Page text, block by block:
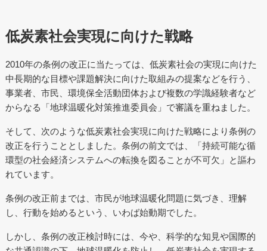
低炭素社会実現に向けた戦略
2010年の条例の改正に当たっては、低炭素社会の実現に向けた
中長期的な目標や課題解決に向けた取組みの提案などを行う、
事業者、市民、環境保全活動団体および複数の学識経験者など
からなる「地球温暖化対策推進委員会」で審議を重ねました。
そして、次のような低炭素社会実現に向けた戦略により条例の
改正を行うこととしました。条例の前文では、「持続可能な循
環型の社会経済システムへの転換を図ることが不可欠」と謳わ
れています。
条例の改正前までは、市民が地球温暖化問題に気づき、理解
し、行動を始めるという、いわば始動期でした。
しかし、条例の改正検討時には、今や、科学的な知見や国際的